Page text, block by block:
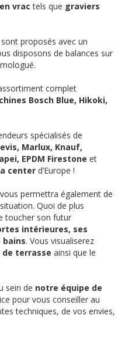
vrac tels que graviers
sont proposés avec un
disposons de balances sur
complet
Bosch Blue, Hikoki,
spécialisés de
Marlux, Knauf,
EPDM Firestone et
center d’Europe !
vous permettra également de
Quoi de plus
toucher son futur
intérieures, ses
bains. Vous visualiserez
terrasse ainsi que le
sein de notre équipe de
pour vous conseiller au
techniques, de vos envies,